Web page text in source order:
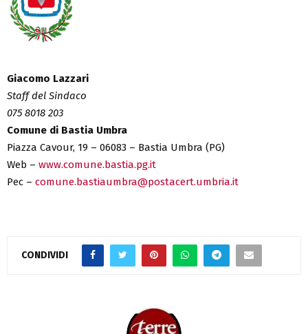
Giacomo Lazzari
Staff del Sindaco
075 8018 203
Comune di Bastia Umbra
Piazza Cavour, 19 – 06083 – Bastia Umbra (PG)
Web – www.comune.bastia.pg.it
Pec – comune.bastiaumbra@postacert.umbria.it
CONDIVIDI